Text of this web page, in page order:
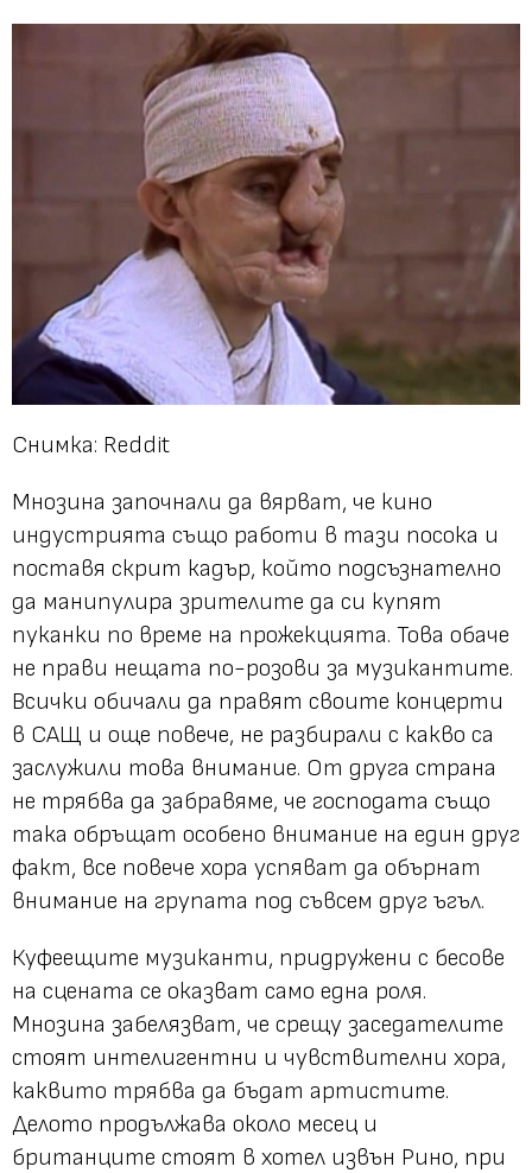
Снимка: Reddit
Мнозина започнали да вярват, че кино
индустрията също работи в тази посока и
поставя скрит кадър, който подсъзнателно
да манипулира зрителите да си купят
пуканки по време на прожекцията. Това обаче
не прави нещата по-розови за музикантите.
Всички обичали да правят своите концерти
в САЩ и още повече, не разбирали с какво са
заслужили това внимание. От друга страна
не трябва да забравяме, че господата също
така обръщат особено внимание на един друг
факт, все повече хора успяват да обърнат
внимание на групата под съвсем друг ъгъл.
Куфеещите музиканти, придружени с бесове
на сцената се оказват само една роля.
Мнозина забелязват, че срещу заседателите
стоят интелигентни и чувствителни хора,
каквито трябва да бъдат артистите.
Делото продължава около месец и
британците стоят в хотел извън Рино, при